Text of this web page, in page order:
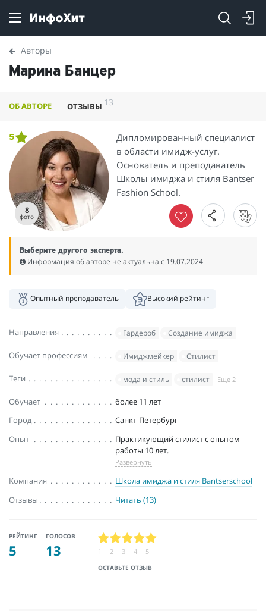
Авторы
Марина Банцер
ОБ АВТОРЕ ОТЗЫВЫ 13
8
фото
5
Дипломированный специалист
в области имидж-услуг.
Основатель и преподаватель
Школы имиджа и стиля Bantser
Fashion School.
Выберите другого эксперта.
Информация об авторе не актуальна c 19.07.2024
Опытный преподаватель Высокий рейтинг
Направления Гардероб Создание имиджа
Обучает профессиям Имиджмейкер Стилист
Теги мода и стиль стилист Еще 2
Обучает
более 11 лет
Город
Санкт-Петербург
Опыт
Практикующий стилист с опытом
работы 10 лет.
Развернуть
Компания
Школа имиджа и стиля Bantserschool
Отзывы
Читать (13)
РЕЙТИНГ
5
ГОЛОСОВ
13
ОСТАВЬТЕ ОТЗЫВ
1 2 3 4 5